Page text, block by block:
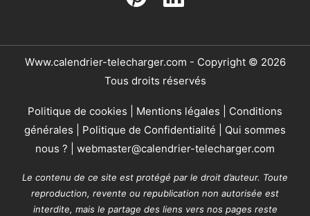
Www.calendrier-telecharger.com - Copyright © 2026
Tous droits réservés
Politique de cookies Mentions légales
Conditions
générales
Politique de Confidentialité
Qui sommes
nous ?
webmaster@calendrier-telecharger.com
Le contenu de ce site est protégé par le droit d’auteur. Toute
reproduction, revente ou republication non autorisée est
interdite, mais le partage des liens vers nos pages reste